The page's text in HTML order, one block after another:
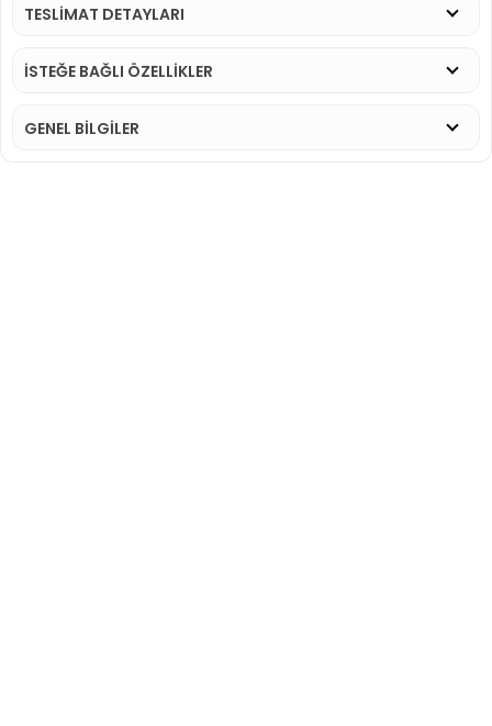
TESLİMAT DETAYLARI
İSTEĞE BAĞLI ÖZELLİKLER
GENEL BİLGİLER